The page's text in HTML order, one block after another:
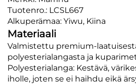
Tuotenro.: LCSL667
Alkuperämaa: Yiwu, Kiina
Materiaali
Valmistettu premium-
polyesterialangasta ja
Polyesterialanga: Kestävä,
iholle, joten se ei haihdu eikä